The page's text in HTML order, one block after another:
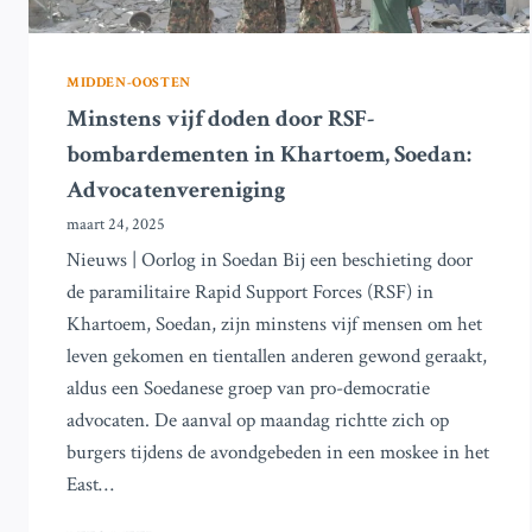
MIDDEN-OOSTEN
Minstens vijf doden door RSF-
bombardementen in Khartoem, Soedan:
Advocatenvereniging
maart 24, 2025
Nieuws | Oorlog in Soedan Bij een beschieting door
de paramilitaire Rapid Support Forces (RSF) in
Khartoem, Soedan, zijn minstens vijf mensen om het
leven gekomen en tientallen anderen gewond geraakt,
aldus een Soedanese groep van pro-democratie
advocaten. De aanval op maandag richtte zich op
burgers tijdens de avondgebeden in een moskee in het
East…